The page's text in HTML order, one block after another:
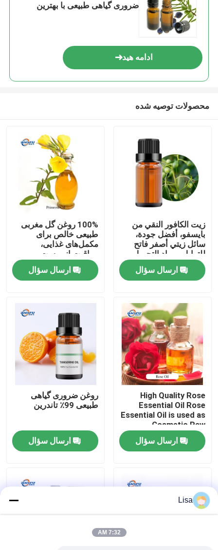
خونه
ویدیو
نمایش VR
درباره ما
تور کارخانه
کنترل کیفیت
اخبار
ضروری گیاهی طبیعی با بهترین
ادامه هید
محصولات توصیه شده
زيت الكافور النقي من
بايسفو، أفضل جودة،
سائل زيتي أصفر فاتح
للتوابل ومواد التجميل
الخام
ارسال سؤال
100% روغن گل مغربی
طبیعی خالص برای
مکمل‌های غذایی،
مراقبت از پوست و
محصولات مراقبت
شخصی ارسال سؤال
High Quality Rose
Essential Oil Rose
Essential Oil is used as
Cosmetic Raw
Material
ارسال سؤال
روغن ضروری گیاهی
طبیعی 99٪ تاندرین
ارسال سؤال
Lisa
7:32 AM